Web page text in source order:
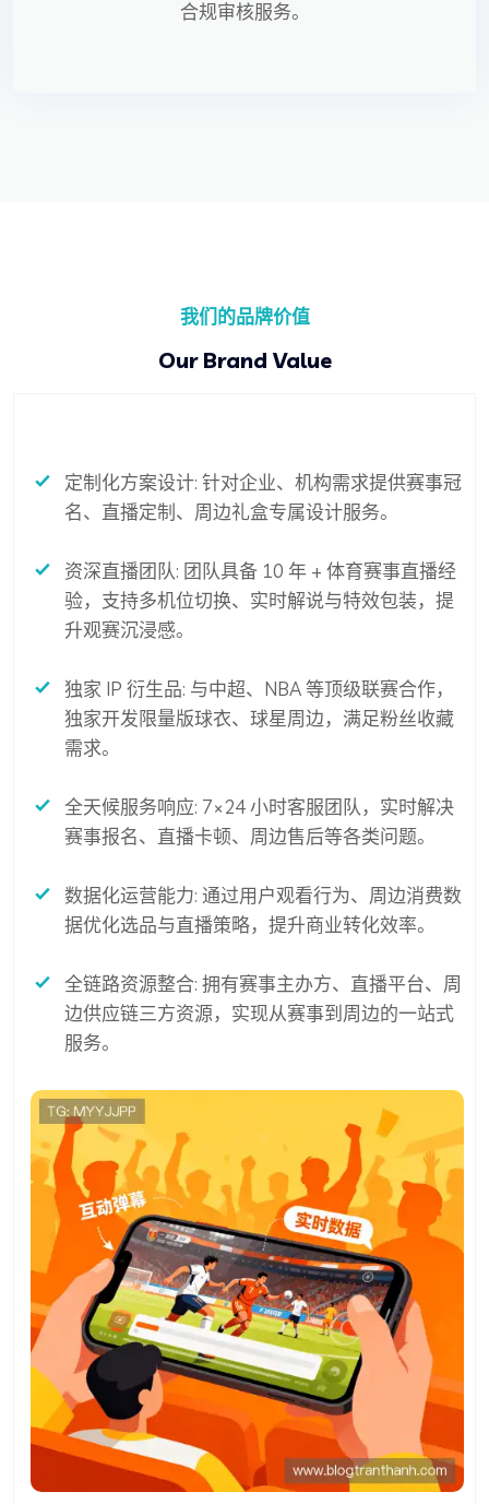
合规审核服务。
我们的品牌价值
Our Brand Value
定制化方案设计: 针对企业、机构需求提供赛事冠
名、直播定制、周边礼盒专属设计服务。
资深直播团队: 团队具备 10 年 + 体育赛事直播经
验，支持多机位切换、实时解说与特效包装，提
升观赛沉浸感。
独家 IP 衍生品: 与中超、NBA 等顶级联赛合作，
独家开发限量版球衣、球星周边，满足粉丝收藏
需求。
全天候服务响应: 7×24 小时客服团队，实时解决
赛事报名、直播卡顿、周边售后等各类问题。
数据化运营能力: 通过用户观看行为、周边消费数
据优化选品与直播策略，提升商业转化效率。
全链路资源整合: 拥有赛事主办方、直播平台、周
边供应链三方资源，实现从赛事到周边的一站式
服务。